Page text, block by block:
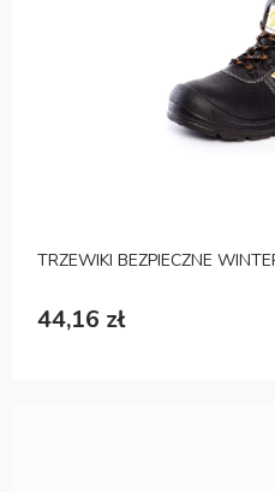
TRZEWIKI BEZPIECZNE
44,16 zł